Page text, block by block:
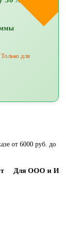
для
от 6000 руб. до
Для ООО и ИП